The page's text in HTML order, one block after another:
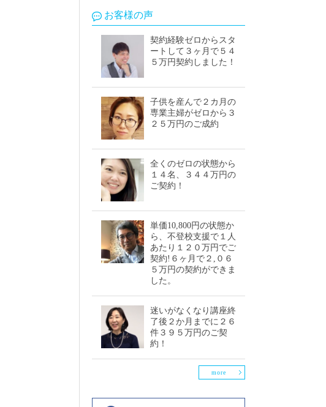
お客様の声
契約経験ゼロからスタ
ートして３ヶ月で５４
５万円契約しました！
子供を産んで２カ月の
専業主婦がゼロから３
２５万円のご成約
全くのゼロの状態から
１４名、３４４万円の
ご契約！
単価10,800円の状態か
ら、不登校支援で１人
あたり１２０万円でご
契約!６ヶ月で２,０６
５万円の契約ができま
した。
迷いがなくなり講座終
了後２か月までに２６
件３９５万円のご契
約！
more